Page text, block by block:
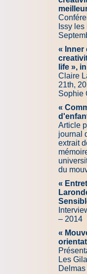
Issy
« Inner
life »,
Claire
21th,
Sophie
«
Article
journal
extrait
du
«
– 2014
«
Les